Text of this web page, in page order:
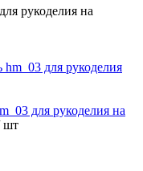
рукоделия на
для рукоделия на
шт